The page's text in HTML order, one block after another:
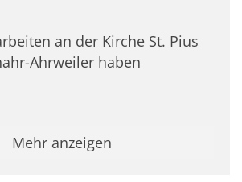
an der Kirche St. Pius
Ahrweiler haben
Mehr anzeigen